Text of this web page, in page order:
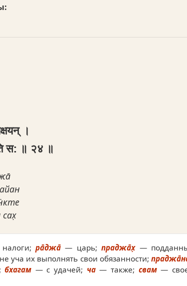
।
स: ॥ २४ ॥
ра̄джа̄— царь;праджа̄х̣—
уча их выполнять свои обязанности;
бхагам — с удачей; ча— также; свам—